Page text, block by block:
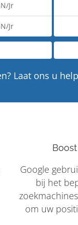
Jr
Jr
Laat ons u
Google
bij het
om uw